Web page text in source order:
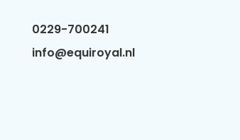
0229-700241
info@equiroyal.nl